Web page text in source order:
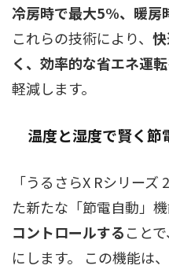
冷房時で最大5%、暖房
これらの技術により、
く、効率的な省エネ運
軽減します。
温度と湿度で賢く節
「うるさらX Rシリー
た新たな「節電自動」機
コントロールすること
にします。 この機能は